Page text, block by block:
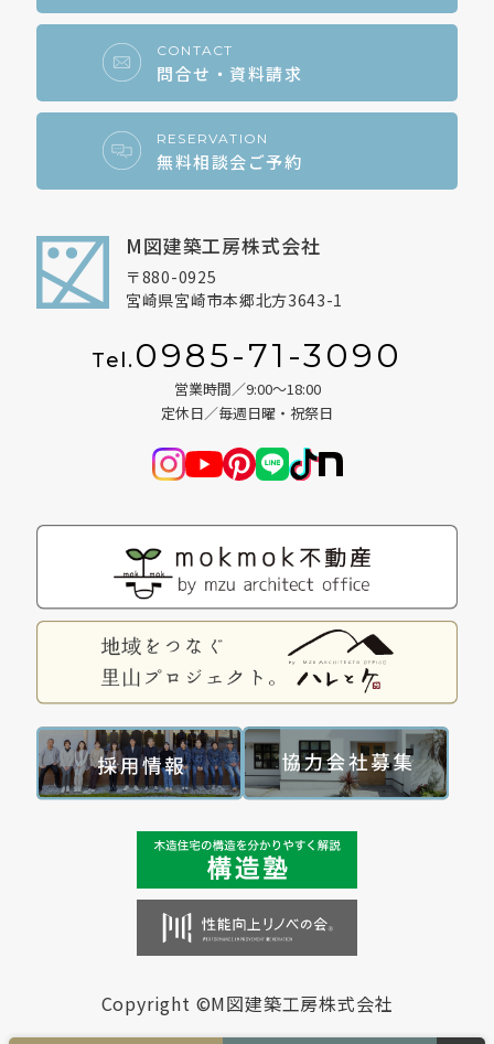
2024年10月
2024年5月
2024年4月
2024年2月
CONTACT
問合せ・資料請求
RESERVATION
無料相談会ご予約
M図建築工房株式会社
〒880-0925
宮崎県宮崎市本郷北方3643-1
Tel.0985-71-3090
営業時間／9:00～18:00
定休日／毎週日曜・祝祭日
Copyright ©M図建築工房株式会社